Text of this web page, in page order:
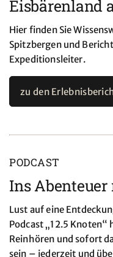
Eisbärenland
Hier finden Sie
Spitzbergen und
Expeditionsleiter.
zu den
PODCAST
Ins
Lust auf eine
Podcast „12.5 Knoten“
Reinhören und sofort
sein – jederzeit und